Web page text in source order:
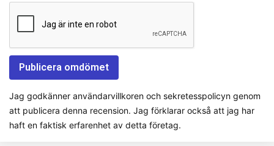
Jag godkänner användarvillkoren och sekretesspolicyn genom
att publicera denna recension. Jag förklarar också att jag har
haft en faktisk erfarenhet av detta företag.